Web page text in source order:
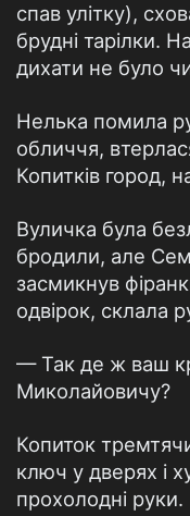
спав улітку),
брудні тарілки.
дихати не було
Нелька помила
обличчя,
Копитків город,
Вуличка була
бродили, але
засмикнув
одвірок, склала
— Так де ж ваш
Миколайовичу?
Копиток
ключ у дверях і
прохолодні руки.